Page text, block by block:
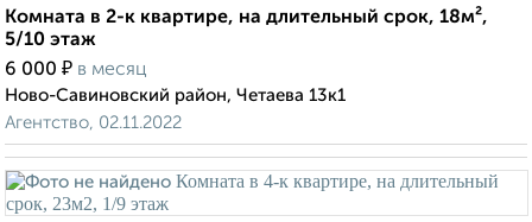
Комната в 2-к квартире, на длительный срок, 18м²,
5/10 этаж
6 000 ₽ в месяц
Ново-Савиновский район, Четаева 13к1
Агентство, 02.11.2022